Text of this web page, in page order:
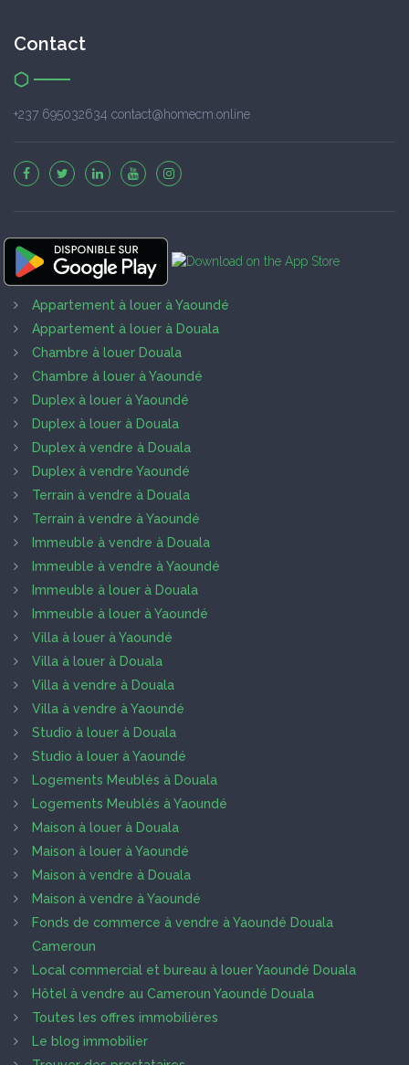
Contact
+237 695032634 contact@homecm.online
Appartement à louer à Yaoundé
Appartement à louer à Douala
Chambre à louer Douala
Chambre à louer à Yaoundé
Duplex à louer à Yaoundé
Duplex à louer à Douala
Duplex à vendre à Douala
Duplex à vendre Yaoundé
Terrain à vendre à Douala
Terrain à vendre à Yaoundé
Immeuble à vendre à Douala
Immeuble à vendre à Yaoundé
Immeuble à louer à Douala
Immeuble à louer à Yaoundé
Villa à louer à Yaoundé
Villa à louer à Douala
Villa à vendre à Douala
Villa à vendre à Yaoundé
Studio à louer à Douala
Studio à louer à Yaoundé
Logements Meublés à Douala
Logements Meublés à Yaoundé
Maison à louer à Douala
Maison à louer à Yaoundé
Maison à vendre à Douala
Maison à vendre à Yaoundé
Fonds de commerce à vendre à Yaoundé Douala
Cameroun
Local commercial et bureau à louer Yaoundé Douala
Hôtel à vendre au Cameroun Yaoundé Douala
Toutes les offres immobilières
Le blog immobilier